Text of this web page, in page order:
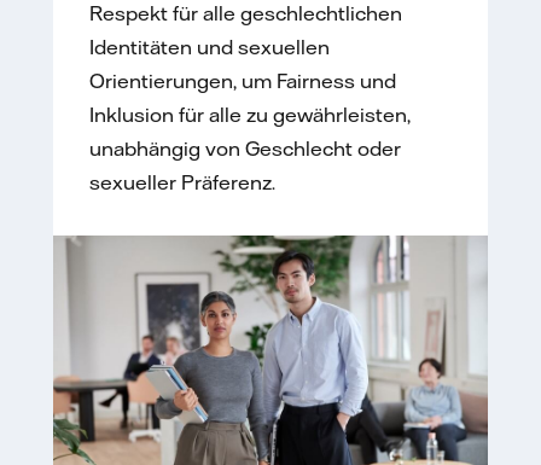
Respekt für alle geschlechtlichen
Identitäten und sexuellen
Orientierungen, um Fairness und
Inklusion für alle zu gewährleisten,
unabhängig von Geschlecht oder
sexueller Präferenz.